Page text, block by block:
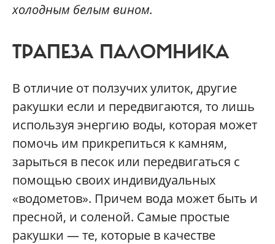
холодным белым вином.
ТРАПЕЗА ПАЛОМНИКА
В отличие от ползучих улиток, другие
ракушки если и передвигаются, то лишь
используя энергию воды, которая может
помочь им прикрепиться к камням,
зарыться в песок или передвигаться с
помощью своих индивидуальных
«водометов». Причем вода может быть и
пресной, и соленой. Самые простые
ракушки — те, которые в качестве